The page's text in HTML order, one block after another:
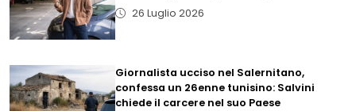
26 Luglio 2026
Giornalista ucciso nel Salernitano,
confessa un 26enne tunisino: Salvini
chiede il carcere nel suo Paese